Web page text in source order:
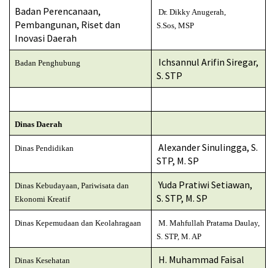
Badan Perencanaan,
Pembangunan, Riset dan
Inovasi Daerah
Dr. Dikky Anugerah,
S.Sos, MSP
Badan Penghubung
Ichsannul Arifin Siregar,
S. STP
Dinas Daerah
Dinas Pendidikan
Alexander Sinulingga, S.
STP, M. SP
Dinas Kebudayaan, Pariwisata dan
Ekonomi Kreatif
Yuda Pratiwi Setiawan,
S. STP, M. SP
Dinas Kepemudaan dan Keolahragaan
M. Mahfullah Pratama Daulay,
S. STP, M. AP
Dinas Kesehatan
H. Muhammad Faisal